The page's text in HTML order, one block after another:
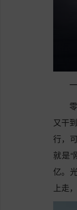
又干
行，
就是
亿。
上走